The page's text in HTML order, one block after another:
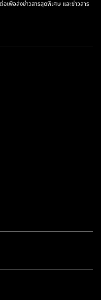
เพื่อส่งข่าวสารสุดพิเศษ และข่าวสาร